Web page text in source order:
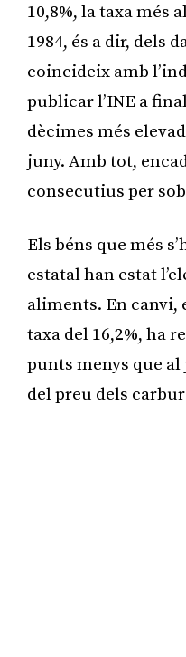
10,8%, la taxa més
1984, és a dir, dels
coincideix amb
publicar l’INE a
dècimes més
juny. Amb tot,
consecutius per
Els béns que més
estatal han estat
aliments. En canvi,
taxa del 16,2%, ha
punts menys que
del preu dels